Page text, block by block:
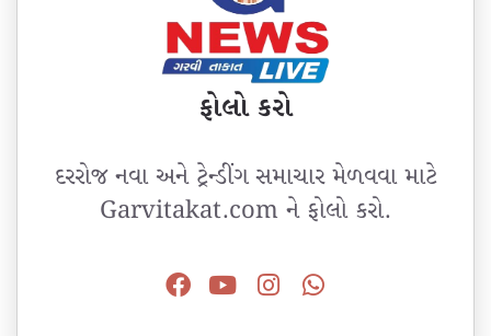
ફોલો કરો
દરરોજ નવા અને ટ્રેન્ડીંગ સમાચાર મેળવવા માટે
Garvitakat.com ને ફોલો કરો.